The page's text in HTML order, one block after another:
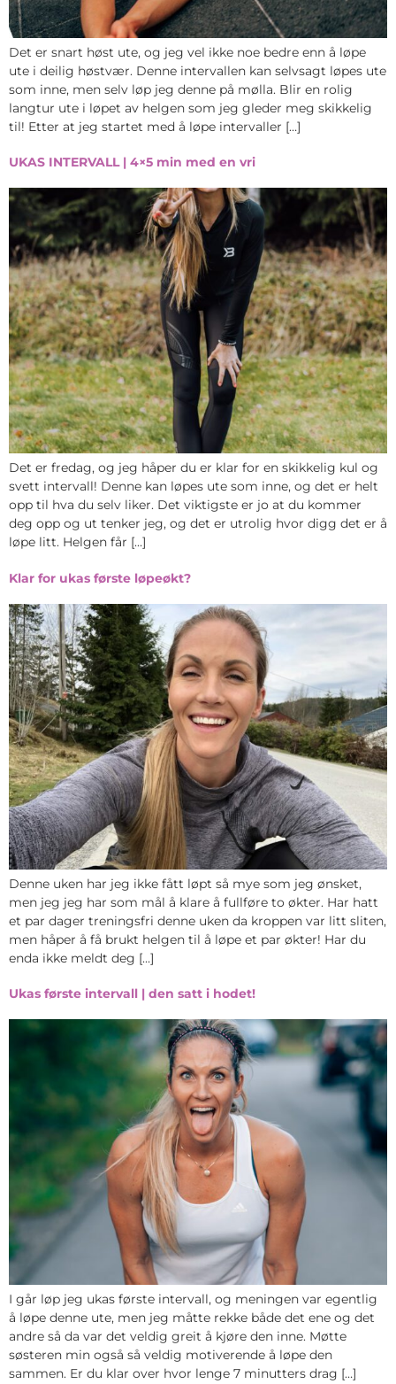
Det er snart høst ute, og jeg vel ikke noe bedre enn å løpe
ute i deilig høstvær. Denne intervallen kan selvsagt løpes ute
som inne, men selv løp jeg denne på mølla. Blir en rolig
langtur ute i løpet av helgen som jeg gleder meg skikkelig
til! Etter at jeg startet med å løpe intervaller […]
UKAS INTERVALL | 4×5 min med en vri
Det er fredag, og jeg håper du er klar for en skikkelig kul og
svett intervall! Denne kan løpes ute som inne, og det er helt
opp til hva du selv liker. Det viktigste er jo at du kommer
deg opp og ut tenker jeg, og det er utrolig hvor digg det er å
løpe litt. Helgen får […]
Klar for ukas første løpeøkt?
Denne uken har jeg ikke fått løpt så mye som jeg ønsket,
men jeg jeg har som mål å klare å fullføre to økter. Har hatt
et par dager treningsfri denne uken da kroppen var litt sliten,
men håper å få brukt helgen til å løpe et par økter! Har du
enda ikke meldt deg […]
Ukas første intervall | den satt i hodet!
I går løp jeg ukas første intervall, og meningen var egentlig
å løpe denne ute, men jeg måtte rekke både det ene og det
andre så da var det veldig greit å kjøre den inne. Møtte
søsteren min også så veldig motiverende å løpe den
sammen. Er du klar over hvor lenge 7 minutters drag […]